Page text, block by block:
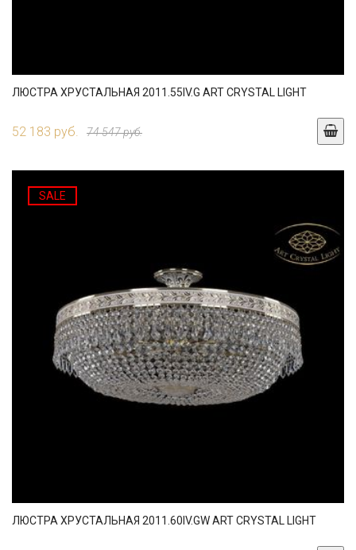
ЛЮСТРА ХРУСТАЛЬНАЯ 2011.55IV.G ART CRYSTAL LIGHT
52 183 руб. 74 547 руб.
SALE
ЛЮСТРА ХРУСТАЛЬНАЯ 2011.60IV.GW ART CRYSTAL LIGHT